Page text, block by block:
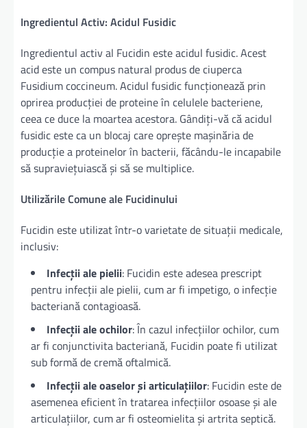
Ingredientul Activ: Acidul Fusidic
Ingredientul activ al Fucidin este acidul fusidic. Acest
acid este un compus natural produs de ciuperca
Fusidium coccineum. Acidul fusidic funcționează prin
oprirea producției de proteine în celulele bacteriene,
ceea ce duce la moartea acestora. Gândiți-vă că acidul
fusidic este ca un blocaj care oprește mașinăria de
producție a proteinelor în bacterii, făcându-le incapabile
să supraviețuiască și să se multiplice.
Utilizările Comune ale Fucidinului
Fucidin este utilizat într-o varietate de situații medicale,
inclusiv:
Infecții ale pielii: Fucidin este adesea prescript
pentru infecții ale pielii, cum ar fi impetigo, o infecție
bacteriană contagioasă.
Infecții ale ochilor: În cazul infecțiilor ochilor, cum
ar fi conjunctivita bacteriană, Fucidin poate fi utilizat
sub formă de cremă oftalmică.
Infecții ale oaselor și articulațiilor: Fucidin este de
asemenea eficient în tratarea infecțiilor osoase și ale
articulațiilor, cum ar fi osteomielita și artrita septică.